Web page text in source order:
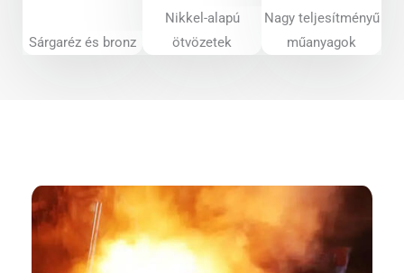
Sárgaréz és bronz
Nikkel-alapú
ötvözetek
Nagy teljesítményű
műanyagok